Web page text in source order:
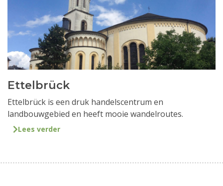
Ettelbrück
Ettelbrück is een druk handelscentrum en
landbouwgebied en heeft mooie wandelroutes.
Lees verder